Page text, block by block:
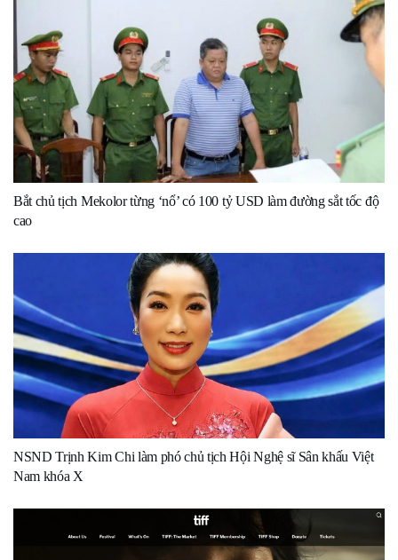
Bắt chủ tịch Mekolor từng ‘nổ’ có 100 tỷ USD làm đường sắt tốc độ
cao
NSND Trịnh Kim Chi làm phó chủ tịch Hội Nghệ sĩ Sân khấu Việt
Nam khóa X